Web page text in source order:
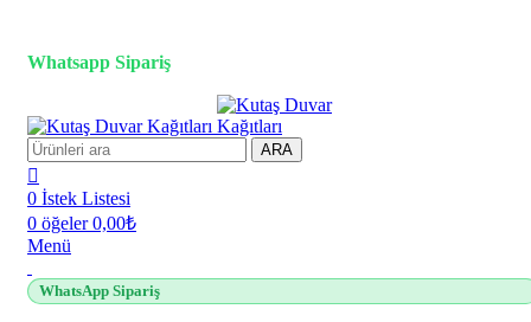
Whatsapp Sipariş
ARA
0 İstek Listesi
0 öğeler 0,00₺
Menü
WhatsApp Sipariş